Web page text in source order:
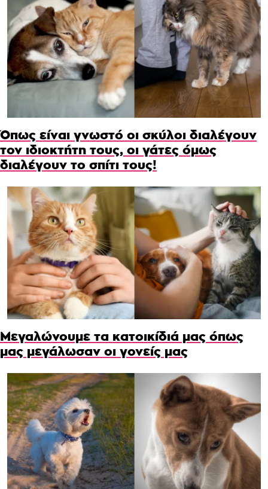
Όπως είναι γνωστό οι σκύλοι διαλέγουν
τον ιδιοκτήτη τους, οι γάτες όμως
διαλέγουν το σπίτι τους!
Μεγαλώνουμε τα κατοικίδιά μας όπως
μας μεγάλωσαν οι γονείς μας